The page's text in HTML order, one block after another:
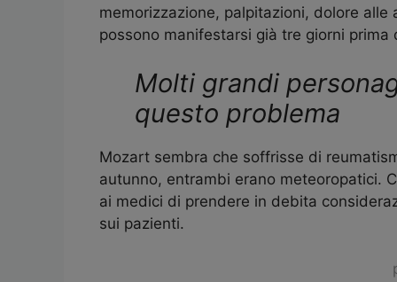
memorizzazione, palpitazioni, dolore
possono manifestarsi già tre giorni prima
Molti grandi
questo problema
Mozart sembra che soffrisse di
autunno, entrambi erano meteoropatici.
ai medici di prendere in debita
sui pazienti.